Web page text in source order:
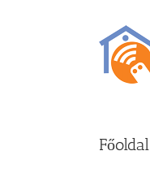
Főoldal